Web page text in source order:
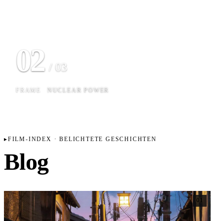
02 / 03
FRAME NUCLEAR POWER
FILM-INDEX · BELICHTETE GESCHICHTEN
Blog
01